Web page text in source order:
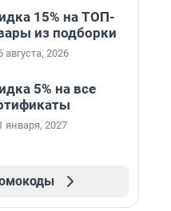
15% на ТОП-
из подборки
августа, 2026
5% на все
января, 2027